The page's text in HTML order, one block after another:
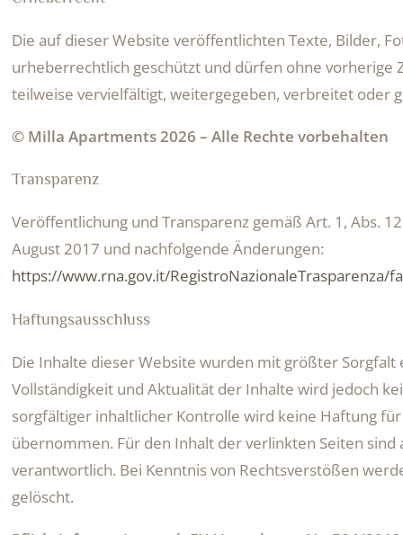
Die auf dieser Website veröffentlichten Texte, Bilder,
urheberrechtlich geschützt und dürfen ohne vorherige
teilweise vervielfältigt, weitergegeben, verbreitet oder
© Milla Apartments 2026 – Alle Rechte vorbehalten
Transparenz
Veröffentlichung und Transparenz gemäß Art. 1, Abs.
August 2017 und nachfolgende Änderungen:
https://www.rna.gov.it/RegistroNazionaleTrasparenza/
Haftungsausschluss
Die Inhalte dieser Website wurden mit größter Sorgfalt
Vollständigkeit und Aktualität der Inhalte wird jedoch
sorgfältiger inhaltlicher Kontrolle wird keine Haftung
übernommen. Für den Inhalt der verlinkten Seiten
verantwortlich. Bei Kenntnis von Rechtsverstößen
gelöscht.